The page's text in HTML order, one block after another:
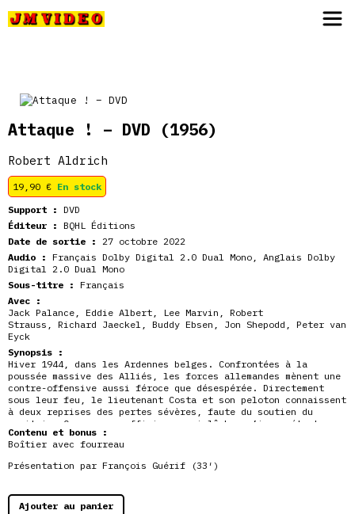
Attaque ! – DVD (1956)
Robert Aldrich
19,90 € En stock
Support : DVD
Éditeur : BQHL Éditions
Date de sortie :
27 octobre 2022
Audio : Français Dolby Digital 2.0 Dual Mono, Anglais Dolby
Digital 2.0 Dual Mono
Sous-titre : Français
Avec :
Jack Palance , Eddie Albert , Lee Marvin , Robert
Strauss , Richard Jaeckel , Buddy Ebsen , Jon Shepodd , Peter van
Eyck
Synopsis :
Hiver 1944, dans les Ardennes belges. Confrontées à la
poussée massive des Alliés, les forces allemandes mènent une
contre-offensive aussi féroce que désespérée. Directement
sous leur feu, le lieutenant Costa et son peloton connaissent
à deux reprises des pertes sévères, faute du soutien du
capitaine Cooney, un officier aussi lâche qu’incompétent.
Redoutant le comportement criminel de son supérieur, Costa
jure, en s’engageant dans une nouvelle mission, de lui faire
payer le prix du sang de ses hommes s’il les abandonne
nouveau. Revenu vivant d’un front qui recule dangereusement,
Contenu et bonus :
Boîtier avec fourreau
Présentation par François Guérif (33′)
Ajouter au panier